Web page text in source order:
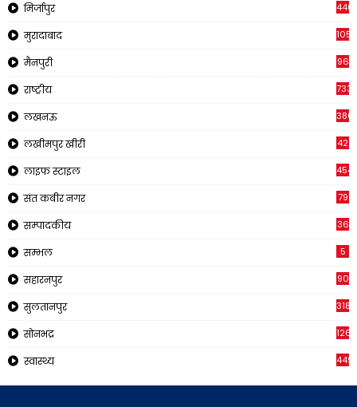
मिर्जापुर 440
मुरादाबाद 1056
मैनपुरी 96
राष्ट्रीय 7332
लखनऊ
लखीमपुर खीरी 42
लाइफ स्टाइल 454
संत कबीर नगर 79
सम्पादकीय 36
सम्भल 5
सहारनपुर 90
सुलतानपुर 318
सोनभद्र 1266
स्वास्थ्य 449